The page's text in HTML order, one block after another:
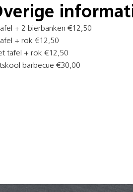
+ 2 bierbanken €12,50
+ rok €12,50
tafel + rok €12,50
barbecue €30,00